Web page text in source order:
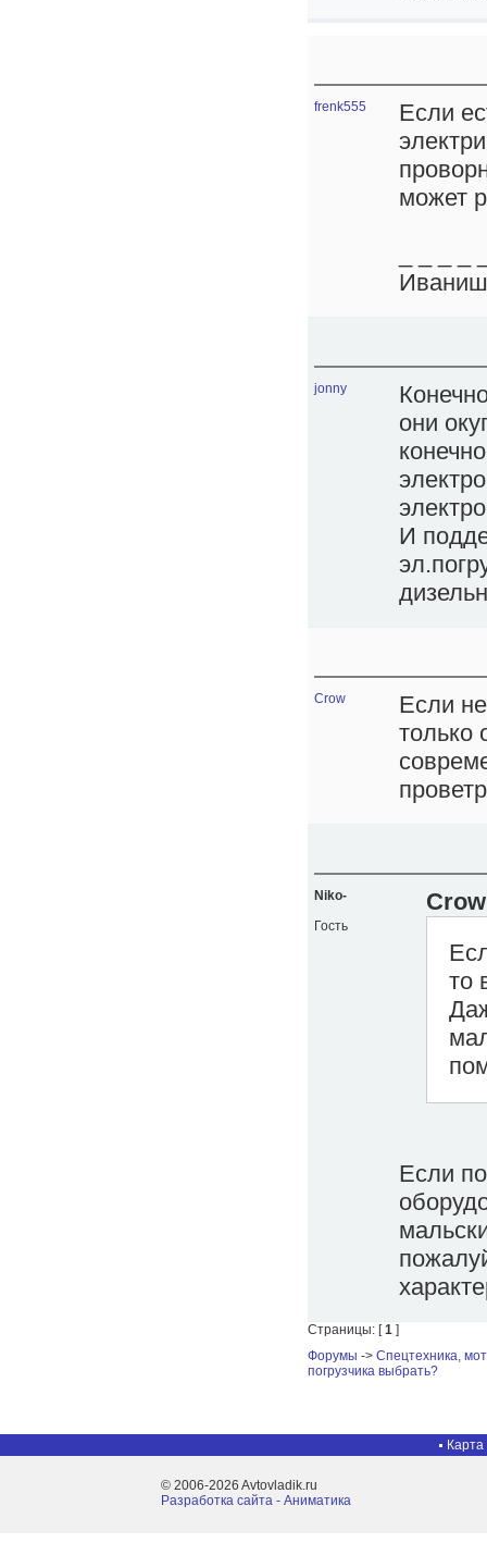
frenk555
Если
может
jonny
они
И
Crow
Если
только
Niko-
Гость
то
Если
Страницы: [1 ]
Форумы -> Спецтехника,
погрузчика выбрать?
Карта
© 2006-2026 Avtovladik.ru
Разработка сайта - Aниматика